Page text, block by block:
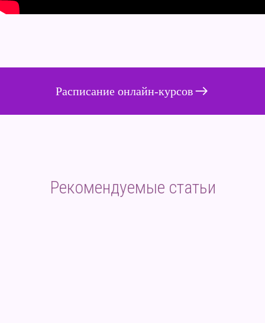
Расписание онлайн-курсов
Рекомендуемые статьи